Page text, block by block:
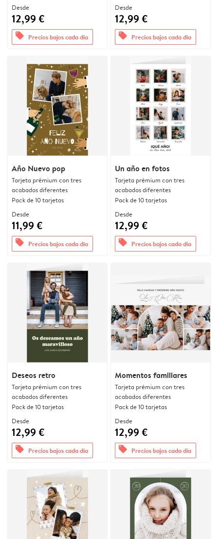
Desde
12,99 €
offers Precios bajos cada día
Desde
12,99 €
offers Precios bajos cada día
Año Nuevo pop
Tarjeta prémium con tres
acabados diferentes
Pack de 10 tarjetas
Desde
11,99 €
offers Precios bajos cada día
Un año en fotos
Tarjeta prémium con tres
acabados diferentes
Pack de 10 tarjetas
Desde
12,99 €
offers Precios bajos cada día
Deseos retro
Tarjeta prémium con tres
acabados diferentes
Pack de 10 tarjetas
Desde
12,99 €
offers Precios bajos cada día
Momentos familiares
Tarjeta prémium con tres
acabados diferentes
Pack de 10 tarjetas
Desde
12,99 €
offers Precios bajos cada día